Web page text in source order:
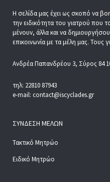
Η σελίδα μας έχει ως σκοπό να
την ειδικότητα του γιατρού που
μένουν, άλλα και να
επικοινωνία με τα μέλη μας. Τους
Ανδρέα Παπανδρέου 3, Σύρος 84
τηλ: 22810 87943
e-mail: contact@iscyclades.gr
ΣΎΝΔΕΣΗ ΜΕΛΏΝ
Τακτικό Μητρώο
Ειδικό Μητρώο